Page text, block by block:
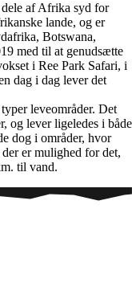
af Afrika syd for
lande, og er
Botswana,
med til at genudsætte
i Ree Park Safari, i
dag i dag lever det
leveområder. Det
og lever ligeledes i både
dog i områder, hvor
er mulighed for det,
til vand.